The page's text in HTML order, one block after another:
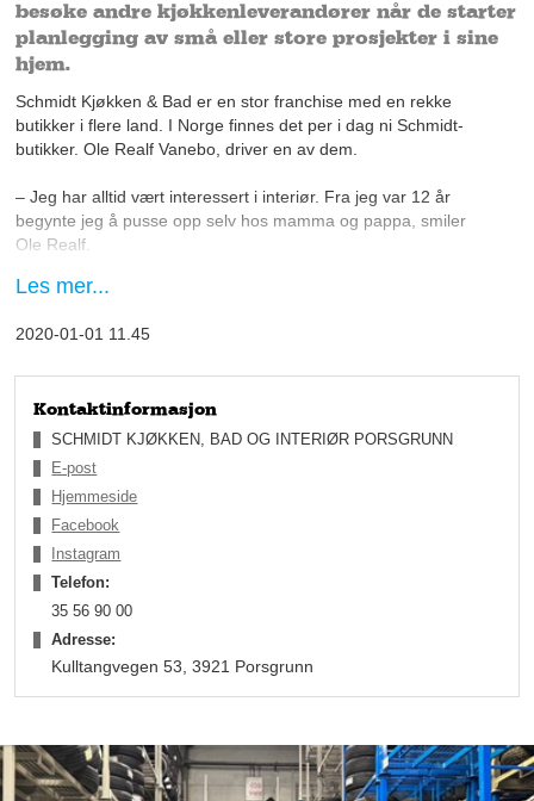
besøke andre kjøkkenleverandører når de starter
planlegging av små eller store prosjekter i sine
hjem.
Schmidt Kjøkken & Bad er en stor franchise med en rekke
butikker i flere land. I Norge finnes det per i dag ni Schmidt-
butikker. Ole Realf Vanebo, driver en av dem.
– Jeg har alltid vært interessert i interiør. Fra jeg var 12 år
begynte jeg å pusse opp selv hos mamma og pappa, smiler
Ole Realf.
Interiør-og oppussingsinteressen har fulgt med ham siden. Ole
Realf og samboer, har kjøpt flere hus som de har pusset opp
og videresolgt, og for to og et halvt år siden solgte de et hus fra
drive en Schmidt-avdeling i Porsgrunn.
Schmidt tok kontakt med Ole Realf, som ved den tiden jobbet
hos Smarte Hytter, og lurte på om han kunne være interessert i
Les mer...
2020-01-01 11.45
Kontaktinformasjon
SCHMIDT KJØKKEN, BAD OG INTERIØR PORSGRUNN
E-post
Hjemmeside
Facebook
Instagram
Telefon:
35 56 90 00
Adresse:
Kulltangvegen 53, 3921 Porsgrunn